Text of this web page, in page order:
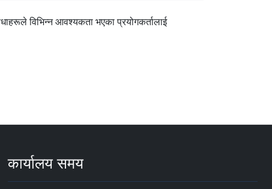
विभिन्न आवश्यकता भएका प्रयोगकर्तालाई
कार्यालय समय